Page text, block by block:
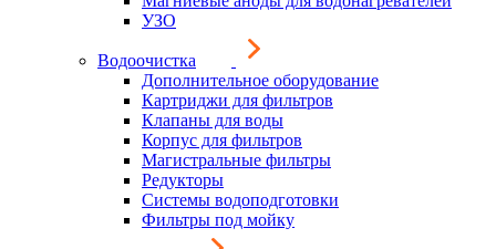
УЗО
Водоочистка
Дополнительное оборудование
Картриджи для фильтров
Клапаны для воды
Корпус для фильтров
Магистральные фильтры
Редукторы
Системы водоподготовки
Фильтры под мойку